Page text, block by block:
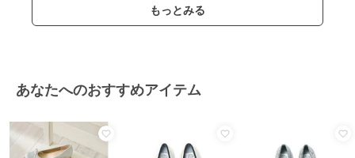
もっとみる
あなたへのおすすめアイテム